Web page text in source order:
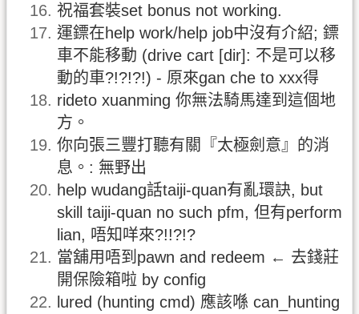
祝福套裝set bonus not working.
運鏢在help work/help job中沒有介紹; 鏢
車不能移動 (drive cart [dir]: 不是可以移
動的車?!?!?!) - 原來gan che to xxx得
rideto xuanming 你無法騎馬達到這個地
方。
你向張三豐打聽有關『太極劍意』的消
息。: 無野出
help wudang話taiji-quan有亂環訣, but
skill taiji-quan no such pfm, 但有perform
lian, 唔知咩來?!!?!?
當舖用唔到pawn and redeem ← 去錢莊
開保險箱啦 by config
lured (hunting cmd) 應該喺 can_hunting